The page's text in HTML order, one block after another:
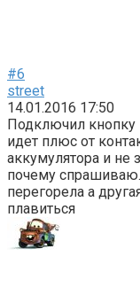
#6
street
14.01.2016 17:50
Подключил
идет плюс от
аккумулятора и не
почему
перегорела а
плавиться